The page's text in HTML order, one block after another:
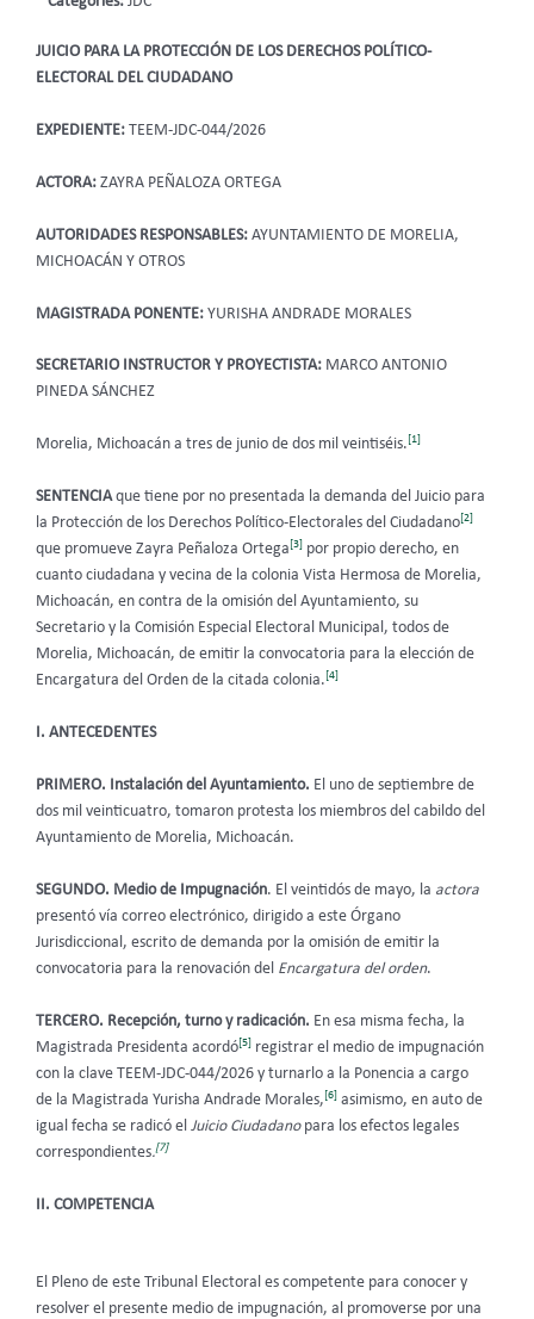
JUICIO PARA LA PROTECCIÓN DE LOS DERECHOS POLÍTICO-
ELECTORAL DEL CIUDADANO
EXPEDIENTE: TEEM-JDC-044/2026
ACTORA: ZAYRA PEÑALOZA ORTEGA
AUTORIDADES RESPONSABLES: AYUNTAMIENTO DE MORELIA,
MICHOACÁN Y OTROS
MAGISTRADA PONENTE: YURISHA ANDRADE MORALES
SECRETARIO INSTRUCTOR Y PROYECTISTA: MARCO ANTONIO
PINEDA SÁNCHEZ
Morelia, Michoacán a tres de junio de dos mil veintiséis.[1]
SENTENCIAque tiene por no presentada la demanda del Juicio para
la Protección de los Derechos Político-Electorales del Ciudadano[2]
que promueve Zayra Peñaloza Ortega[3] por propio derecho, en
cuanto ciudadana y vecina de la colonia Vista Hermosa de Morelia,
Michoacán, en contra de la omisión del Ayuntamiento, su
Secretario y la Comisión Especial Electoral Municipal, todos de
Morelia, Michoacán, de emitir la convocatoria para la elección de
Encargatura del Orden de la citada colonia.[4]
I. ANTECEDENTES
PRIMERO. Instalación del Ayuntamiento. El uno de septiembre de
dos mil veinticuatro, tomaron protesta los miembros del cabildo del
Ayuntamiento de Morelia, Michoacán.
SEGUNDO. Medio de Impugnación. El veintidós de mayo, la actora
presentó vía correo electrónico, dirigido a este Órgano
Jurisdiccional, escrito de demanda por la omisión de emitir la
convocatoria para la renovación del Encargatura del orden.
TERCERO. Recepción, turno y radicación. En esa misma fecha, la
Magistrada Presidenta acordó[5] registrar el medio de impugnación
con la clave TEEM-JDC-044/2026 y turnarlo a la Ponencia a cargo
de la Magistrada Yurisha Andrade Morales,[6] asimismo, en auto de
igual fecha se radicó el Juicio Ciudadano para los efectos legales
correspondientes.[7]
II. COMPETENCIA
El Pleno de este Tribunal Electoral es competente para conocer y
resolver el presente medio de impugnación, al promoverse por una